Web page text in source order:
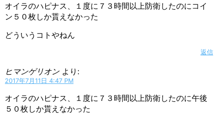
オイラのハピナス、１度に７３時間以上防衛したのにコイ
ン５０枚しか貰えなかった
どういうコトやねん
返信
ヒマンゲリオン より:
2017年7月11日 4:47 PM
オイラのハピナス、１度に７３時間以上防衛したのに午後
５０枚しか貰えなかった